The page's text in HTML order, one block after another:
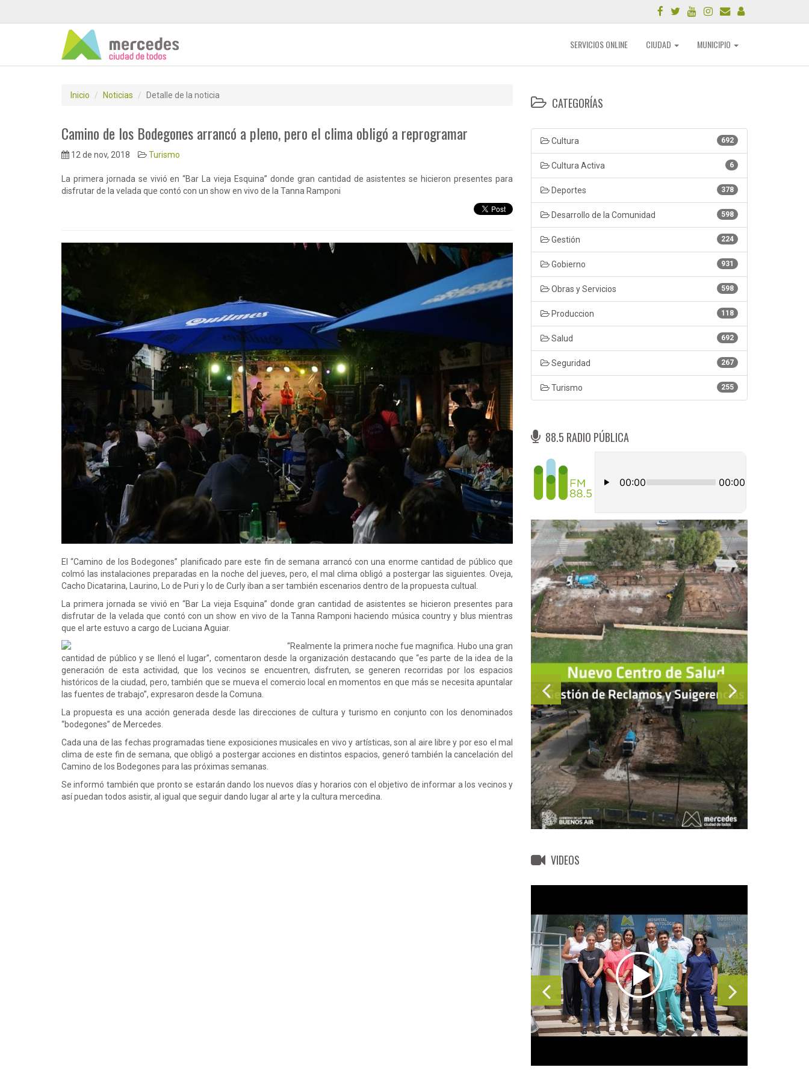
SERVICIOS ONLINE CIUDAD MUNICIPIO
Inicio Noticias Detalle de la noticia
Camino de los Bodegones arrancó a pleno, pero el clima obligó a reprogramar
12 de nov, 2018 Turismo
La primera jornada se vivió en “Bar La vieja Esquina” donde gran cantidad de asistentes se hicieron presentes para
disfrutar de la velada que contó con un show en vivo de la Tanna Ramponi
El “Camino de los Bodegones” planificado pare este fin de semana arrancó con una enorme cantidad de público que
colmó las instalaciones preparadas en la noche del jueves, pero, el mal clima obligó a postergar las siguientes. Oveja,
Cacho Dicatarina, Laurino, Lo de Puri y lo de Curly iban a ser también escenarios dentro de la propuesta cultual.
La primera jornada se vivió en “Bar La vieja Esquina” donde gran cantidad de asistentes se hicieron presentes para
disfrutar de la velada que contó con un show en vivo de la Tanna Ramponi haciendo música country y blus mientras
que el arte estuvo a cargo de Luciana Aguiar.
“Realmente la primera noche fue magnifica. Hubo una gran
cantidad de público y se llenó el lugar”, comentaron desde la organización destacando que “es parte de la idea de la
generación de esta actividad, que los vecinos se encuentren, disfruten, se generen recorridas por los espacios
históricos de la ciudad, pero, también que se mueva el comercio local en momentos en que más se necesita apuntalar
las fuentes de trabajo”, expresaron desde la Comuna.
La propuesta es una acción generada desde las direcciones de cultura y turismo en conjunto con los denominados
“bodegones” de Mercedes.
Cada una de las fechas programadas tiene exposiciones musicales en vivo y artísticas, son al aire libre y por eso el mal
clima de este fin de semana, que obligó a postergar acciones en distintos espacios, generó también la cancelación del
Camino de los Bodegones para las próximas semanas.
Se informó también que pronto se estarán dando los nuevos días y horarios con el objetivo de informar a los vecinos y
así puedan todos asistir, al igual que seguir dando lugar al arte y la cultura mercedina.
CATEGORÍAS
692
Cultura
6
Cultura Activa
378
Deportes
598
Desarrollo de la Comunidad
224
Gestión
931
Gobierno
598
Obras y Servicios
118
Produccion
692
Salud
267
Seguridad
255
Turismo
88.5 RADIO PÚBLICA
VIDEOS